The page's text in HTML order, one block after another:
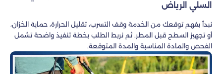
السلي الرياض
نبدأ بفهم توقعك من الخدمة وقف التسرب، تقليل الحرارة، حماية الخزان،
أو تجهيز السطح قبل المطر. ثم نربط الطلب بخطة تنفيذ واضحة تشمل
الفحص والمادة المناسبة والمدة المتوقعة.